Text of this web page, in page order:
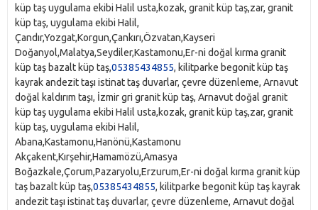
küp taş uygulama ekibi Halil usta,kozak, granit küp taş,zar, granit
küp taş, uygulama ekibi Halil,
Çandır,Yozgat,Korgun,Çankırı,Özvatan,Kayseri
Doğanyol,Malatya,Seydiler,Kastamonu,Er-ni doğal kırma granit
küp taş bazalt küp taş,05385434855, kilitparke begonit küp taş
kayrak andezit taşı istinat taş duvarlar, çevre düzenleme, Arnavut
doğal kaldırım taşı, İzmir gri granit küp taş, Arnavut doğal granit
küp taş uygulama ekibi Halil usta,kozak, granit küp taş,zar, granit
küp taş, uygulama ekibi Halil,
Abana,Kastamonu,Hanönü,Kastamonu
Akçakent,Kırşehir,Hamamözü,Amasya
Boğazkale,Çorum,Pazaryolu,Erzurum,Er-ni doğal kırma granit küp
taş bazalt küp taş,05385434855, kilitparke begonit küp taş kayrak
andezit taşı istinat taş duvarlar, çevre düzenleme, Arnavut doğal